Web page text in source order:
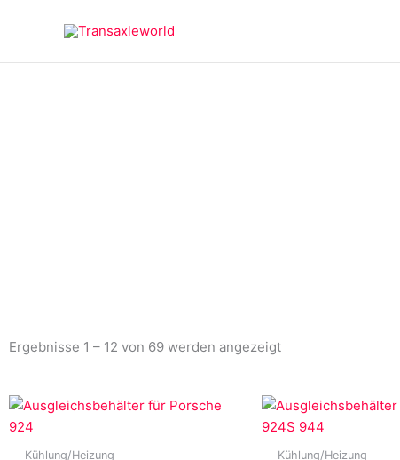
Ergebnisse 1 – 12 von 69 werden angezeigt
Kühlung/Heizung Kühlung/Heizung